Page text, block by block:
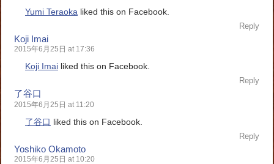
Yumi Teraoka liked this on Facebook.
Reply
Koji Imai
2015年6月25日 at 17:36
Koji Imai liked this on Facebook.
Reply
了谷口
2015年6月25日 at 11:20
了谷口 liked this on Facebook.
Reply
Yoshiko Okamoto
2015年6月25日 at 10:20